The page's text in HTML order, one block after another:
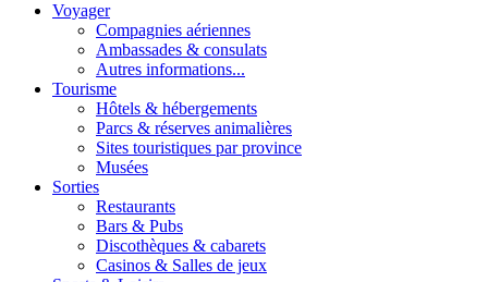
Voyager
Compagnies aériennes
Ambassades & consulats
Autres informations...
Tourisme
Hôtels & hébergements
Parcs & réserves animalières
Sites touristiques par province
Musées
Sorties
Restaurants
Bars & Pubs
Discothèques & cabarets
Casinos & Salles de jeux